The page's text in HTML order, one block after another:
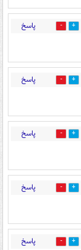
10 پاسخ
9 پاسخ
15 پاسخ
2 پاسخ
4 پاسخ